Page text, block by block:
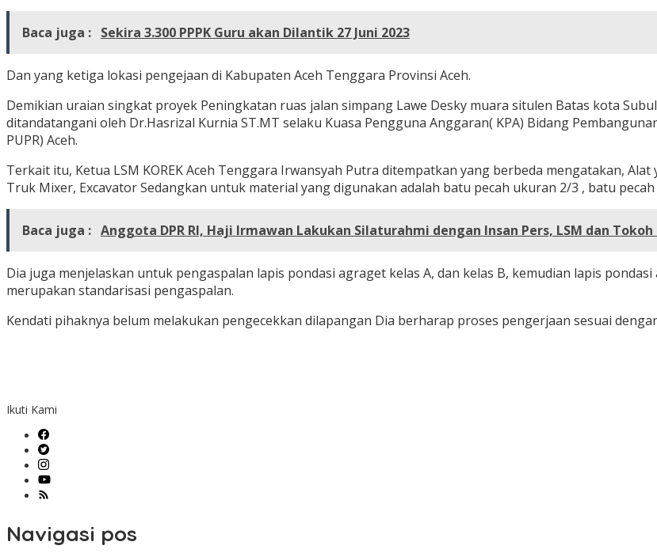
Baca juga : Sekira 3.300 PPPK Guru akan Dilantik 27 Juni 2023
Dan yang ketiga lokasi pengejaan di Kabupaten Aceh Tenggara Provinsi Aceh.
Demikian uraian singkat proyek Peningkatan ruas jalan simpang Lawe Desky muara situlen Batas kota
ditandatangani oleh Dr.Hasrizal Kurnia ST.MT selaku Kuasa Pengguna Anggaran( KPA) Bidang
PUPR) Aceh.
Terkait itu, Ketua LSM KOREK Aceh Tenggara Irwansyah Putra ditempatkan yang berbeda mengatakan,
Truk Mixer, Excavator Sedangkan untuk material yang digunakan adalah batu pecah ukuran 2/3 , batu
Baca juga : Anggota DPR RI, Haji Irmawan Lakukan Silaturahmi dengan Insan Pers, LSM dan
Dia juga menjelaskan untuk pengaspalan lapis pondasi agraget kelas A, dan kelas B, kemudian lapis
merupakan standarisasi pengaspalan.
Kendati pihaknya belum melakukan pengecekkan dilapangan Dia berharap proses pengerjaan sesuai
Ikuti Kami
Navigasi pos